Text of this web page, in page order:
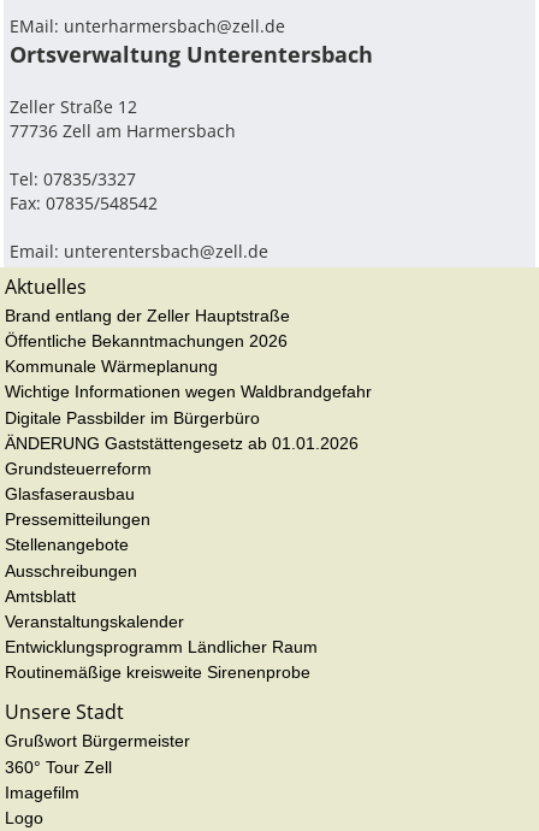
EMail: unterharmersbach@zell.de
Ortsverwaltung Unterentersbach
Zeller Straße 12
77736 Zell am Harmersbach
Tel: 07835/3327
Fax: 07835/548542
Email: unterentersbach@zell.de
Aktuelles
Brand entlang der Zeller Hauptstraße
Öffentliche Bekanntmachungen 2026
Kommunale Wärmeplanung
Wichtige Informationen wegen Waldbrandgefahr
Digitale Passbilder im Bürgerbüro
ÄNDERUNG Gaststättengesetz ab 01.01.2026
Grundsteuerreform
Glasfaserausbau
Pressemitteilungen
Stellenangebote
Ausschreibungen
Amtsblatt
Veranstaltungskalender
Entwicklungsprogramm Ländlicher Raum
Routinemäßige kreisweite Sirenenprobe
Unsere Stadt
Grußwort Bürgermeister
360° Tour Zell
Imagefilm
Logo